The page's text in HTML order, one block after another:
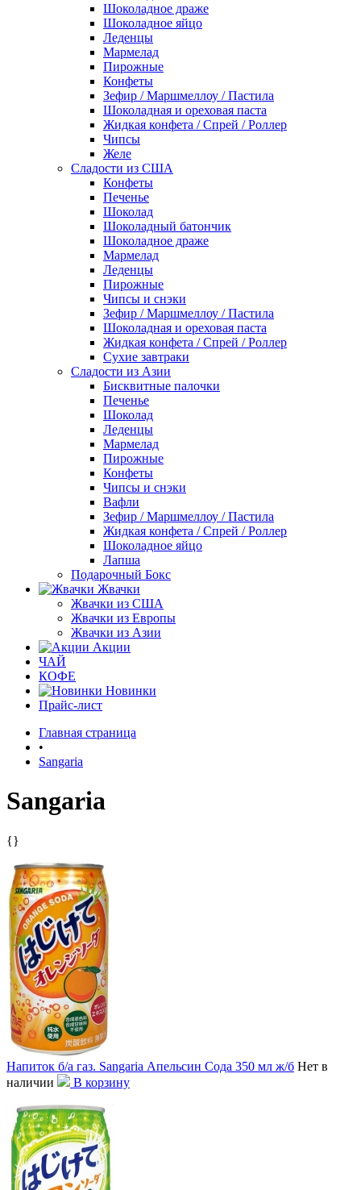
Шоколадное драже
Шоколадное яйцо
Леденцы
Мармелад
Пирожные
Конфеты
Зефир / Маршмеллоу / Пастила
Шоколадная и ореховая паста
Жидкая конфета / Спрей / Роллер
Чипсы
Желе
Сладости из США
Конфеты
Печенье
Шоколад
Шоколадный батончик
Шоколадное драже
Мармелад
Леденцы
Пирожные
Чипсы и снэки
Зефир / Маршмеллоу / Пастила
Шоколадная и ореховая паста
Жидкая конфета / Спрей / Роллер
Сухие завтраки
Сладости из Азии
Бисквитные палочки
Печенье
Шоколад
Леденцы
Мармелад
Пирожные
Конфеты
Чипсы и снэки
Вафли
Зефир / Маршмеллоу / Пастила
Жидкая конфета / Спрей / Роллер
Шоколадное яйцо
Лапша
Подарочный Бокс
Жвачки
Жвачки из США
Жвачки из Европы
Жвачки из Азии
Акции
ЧАЙ
КОФЕ
Новинки
Прайс-лист
Главная страница
•
Sangaria
Sangaria
{}
Напиток б/а газ. Sangaria Апельсин Сода 350 мл ж/б Нет в
наличии
В корзину